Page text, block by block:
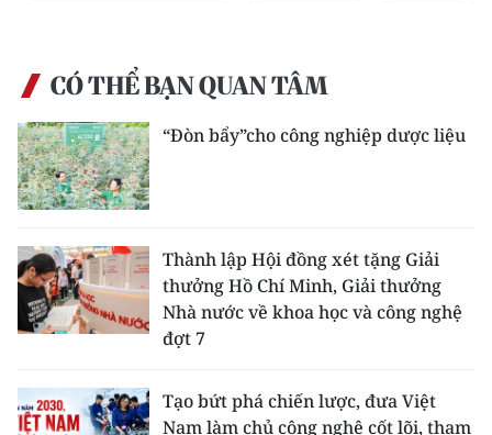
ESPAÑOL
CÓ THỂ BẠN QUAN TÂM
“Đòn bẩy”cho công nghiệp dược liệu
Thành lập Hội đồng xét tặng Giải
thưởng Hồ Chí Minh, Giải thưởng
Nhà nước về khoa học và công nghệ
đợt 7
Tạo bứt phá chiến lược, đưa Việt
Nam làm chủ công nghệ cốt lõi, tham